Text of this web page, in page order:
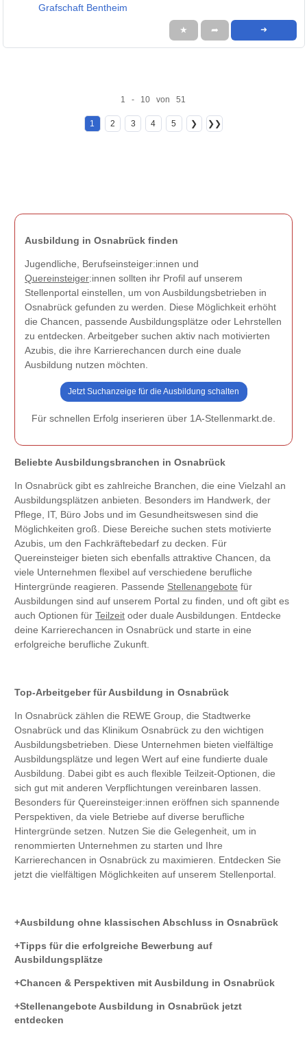
Grafschaft Bentheim
★ ➦ ➜
1 - 10 von 51
1 2 3 4 5 ❯ ❯❯
Ausbildung in Osnabrück finden
Jugendliche, Berufseinsteiger:innen und
Quereinsteiger:innen sollten ihr Profil auf unserem
Stellenportal einstellen, um von Ausbildungsbetrieben in
Osnabrück gefunden zu werden. Diese Möglichkeit erhöht
die Chancen, passende Ausbildungsplätze oder Lehrstellen
zu entdecken. Arbeitgeber suchen aktiv nach motivierten
Azubis, die ihre Karrierechancen durch eine duale
Ausbildung nutzen möchten.
Jetzt Suchanzeige für die Ausbildung schalten
Für schnellen Erfolg inserieren über 1A-Stellenmarkt.de.
Beliebte Ausbildungsbranchen in Osnabrück
In Osnabrück gibt es zahlreiche Branchen, die eine Vielzahl an
Ausbildungsplätzen anbieten. Besonders im Handwerk, der
Pflege, IT, Büro Jobs und im Gesundheitswesen sind die
Möglichkeiten groß. Diese Bereiche suchen stets motivierte
Azubis, um den Fachkräftebedarf zu decken. Für
Quereinsteiger bieten sich ebenfalls attraktive Chancen, da
viele Unternehmen flexibel auf verschiedene berufliche
Hintergründe reagieren. Passende Stellenangebote für
Ausbildungen sind auf unserem Portal zu finden, und oft gibt es
auch Optionen für Teilzeit oder duale Ausbildungen. Entdecke
deine Karrierechancen in Osnabrück und starte in eine
erfolgreiche berufliche Zukunft.
Top-Arbeitgeber für Ausbildung in Osnabrück
In Osnabrück zählen die REWE Group, die Stadtwerke
Osnabrück und das Klinikum Osnabrück zu den wichtigen
Ausbildungsbetrieben. Diese Unternehmen bieten vielfältige
Ausbildungsplätze und legen Wert auf eine fundierte duale
Ausbildung. Dabei gibt es auch flexible Teilzeit-Optionen, die
sich gut mit anderen Verpflichtungen vereinbaren lassen.
Besonders für Quereinsteiger:innen eröffnen sich spannende
Perspektiven, da viele Betriebe auf diverse berufliche
Hintergründe setzen. Nutzen Sie die Gelegenheit, um in
renommierten Unternehmen zu starten und Ihre
Karrierechancen in Osnabrück zu maximieren. Entdecken Sie
jetzt die vielfältigen Möglichkeiten auf unserem Stellenportal.
Ausbildung ohne klassischen Abschluss in Osnabrück
Tipps für die erfolgreiche Bewerbung auf
Ausbildungsplätze
Chancen & Perspektiven mit Ausbildung in Osnabrück
Stellenangebote Ausbildung in Osnabrück jetzt
entdecken